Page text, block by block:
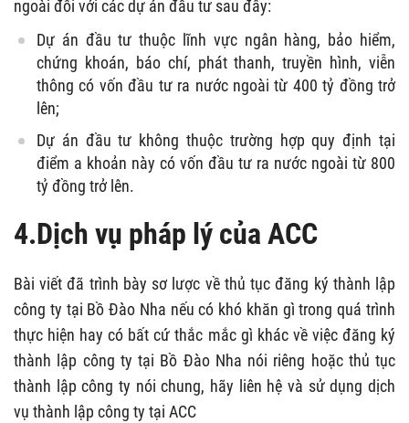
ngoài đối với các dự án đầu tư sau đây:
Dự án đầu tư thuộc lĩnh vực ngân hàng, bảo hiểm,
chứng khoán, báo chí, phát thanh, truyền hình, viễn
thông có vốn đầu tư ra nước ngoài từ 400 tỷ đồng trở
lên;
Dự án đầu tư không thuộc trường hợp quy định tại
điểm a khoản này có vốn đầu tư ra nước ngoài từ 800
tỷ đồng trở lên.
4.Dịch vụ pháp lý của ACC
Bài viết đã trình bày sơ lược về thủ tục đăng ký thành lập
công ty tại Bồ Đào Nha nếu có khó khăn gì trong quá trình
thực hiện hay có bất cứ thắc mắc gì khác về việc đăng ký
thành lập công ty tại Bồ Đào Nha nói riêng hoặc thủ tục
thành lập công ty nói chung, hãy liên hệ và sử dụng dịch
vụ thành lập công ty tại ACC